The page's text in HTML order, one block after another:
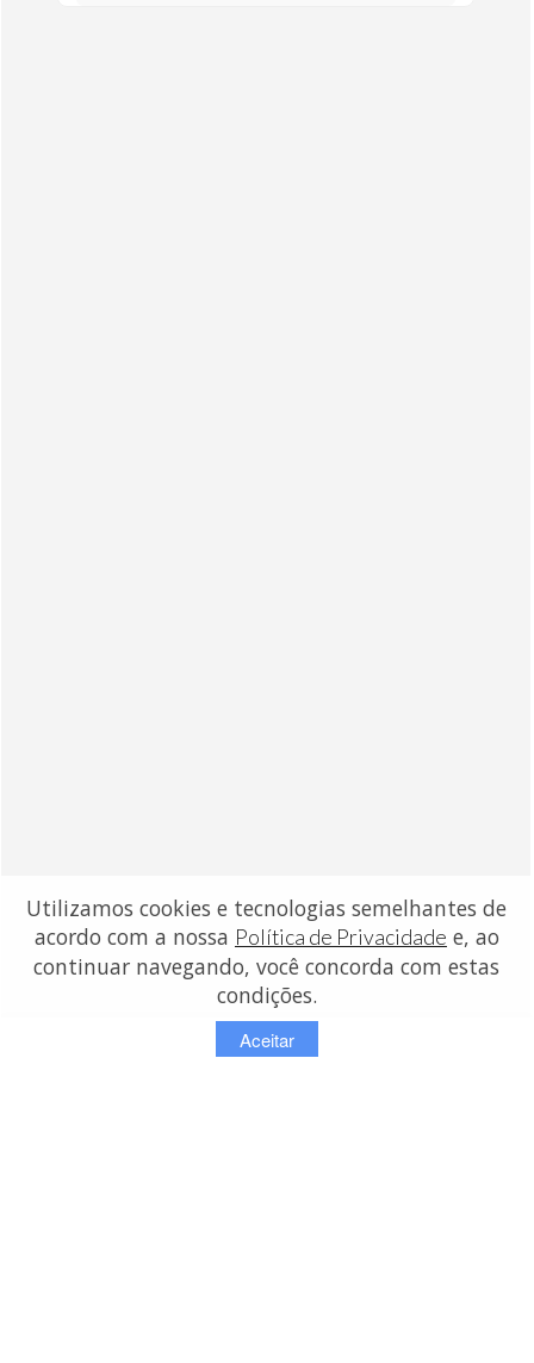
Utilizamos cookies e tecnologias semelhantes de
acordo com a nossa Política de Privacidade e, ao
continuar navegando, você concorda com estas
condições.
Aceitar